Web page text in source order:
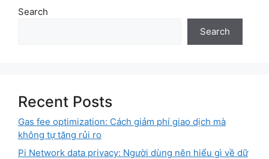
Search
Search
Recent Posts
Gas fee optimization: Cách giảm phí giao dịch mà
không tự tăng rủi ro
Pi Network data privacy: Người dùng nên hiểu gì về dữ